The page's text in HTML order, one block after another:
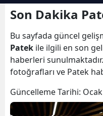
Son Dakika
Bu sayfada güncel
Patek ile ilgili en son
haberleri
fotoğrafları ve Patek
Güncelleme Tarihi: